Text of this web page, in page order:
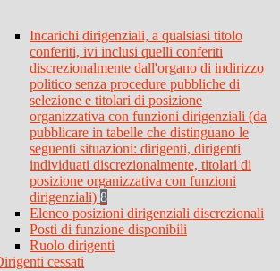
Incarichi dirigenziali, a qualsiasi titolo
conferiti, ivi inclusi quelli conferiti
discrezionalmente dall'organo di indirizzo
politico senza procedure pubbliche di
selezione e titolari di posizione
organizzativa con funzioni dirigenziali (da
pubblicare in tabelle che distinguano le
seguenti situazioni: dirigenti, dirigenti
individuati discrezionalmente, titolari di
posizione organizzativa con funzioni
dirigenziali) 8
Elenco posizioni dirigenziali discrezionali
Posti di funzione disponibili
Ruolo dirigenti
cessati